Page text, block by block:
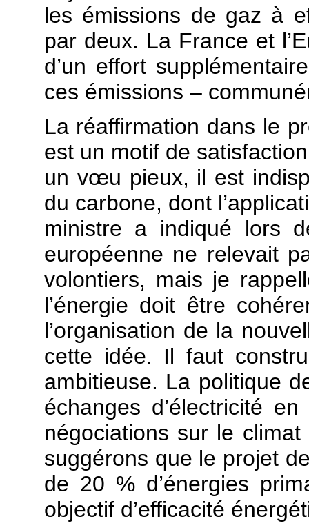
les émissions de gaz à
par deux. La France et
d’un effort
ces émissions –
La réaffirmation dans le
est un motif de
un vœu pieux, il est
du carbone, dont
ministre a indiqué lors
européenne ne relevait
volontiers, mais je
l’énergie doit être
l’organisation de la
cette idée. Il faut
ambitieuse. La politique
échanges d’électricité
négociations sur le
suggérons que le projet
de 20 % d’énergies
objectif d’efficacité